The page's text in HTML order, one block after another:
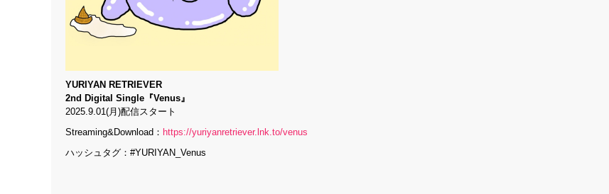
YURIYAN RETRIEVER
2nd Digital Single『Venus』
2025.9.01(月)配信スタート
Streaming&Download： https://yuriyanretriever.lnk.to/venus
ハッシュタグ：#YURIYAN_Venus